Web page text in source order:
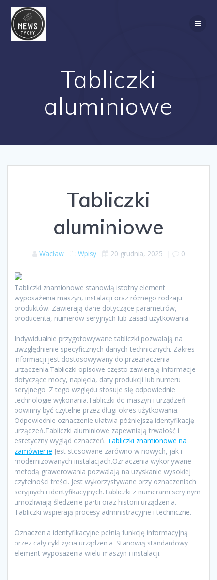
Tabliczki
aluminiowe
Tabliczki
aluminiowe
Wacław Wpisy 20 grudnia, 2025 | 0
Tabliczki znamionowe stanowią istotny element
wyposażenia maszyn, instalacji oraz różnego rodzaju
produktów. Zawierają dane dotyczące parametrów,
producenta, numerów seryjnych lub zasad użytkowania.
Indywidualnie przygotowywane tabliczki pozwalają na
uwzględnienie specyficznych danych technicznych. Zakres
informacji jest dostosowywany do przeznaczenia
urządzenia.Tabliczki opisowe często zawierają informacje
dotyczące mocy, napięcia, daty produkcji lub numeru
seryjnego. Z tego względu stosuje się odpowiednie
technologie wykonania.Tabliczki do maszyn i urządzeń
powinny być czytelne przez długi okres użytkowania.
Odpowiednie oznaczenie ułatwia późniejszą identyfikację
urządzeń.Tabliczki aluminiowe zapewniają trwałość i
estetyczny wygląd oznaczeń. Tabliczki znamionowe na
zamówienie Jest stosowane zarówno w nowych, jak i
modernizowanych instalacjach.Oznaczenia wykonywane
metodą grawerowania pozwalają na uzyskanie wysokiej
czytelności treści. Jest wykorzystywane przy oznaczeniach
seryjnych i identyfikacyjnych.Tabliczki z numerami seryjnymi
umożliwiają śledzenie partii oraz historii urządzenia.
Tabliczki wspierają procesy administracyjne i techniczne.
Oznaczenia identyfikacyjne pełnią funkcję informacyjną
przez cały cykl życia urządzenia. Stanowią standardowy
element wyposażenia wielu maszyn i instalacji.